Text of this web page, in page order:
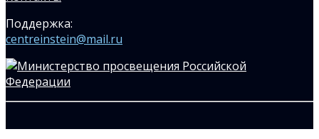
Поддержка:
centreinstein@mail.ru